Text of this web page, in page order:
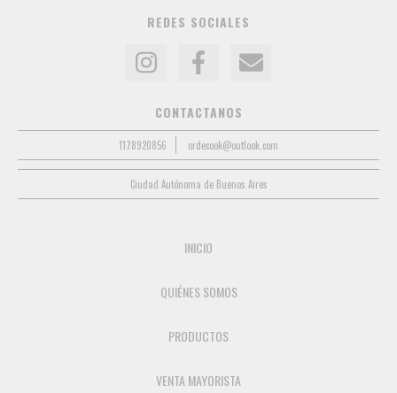
REDES SOCIALES
CONTACTANOS
1178920856 ordecook@outlook.com
Ciudad Autónoma de Buenos Aires
INICIO
QUIÉNES SOMOS
PRODUCTOS
VENTA MAYORISTA